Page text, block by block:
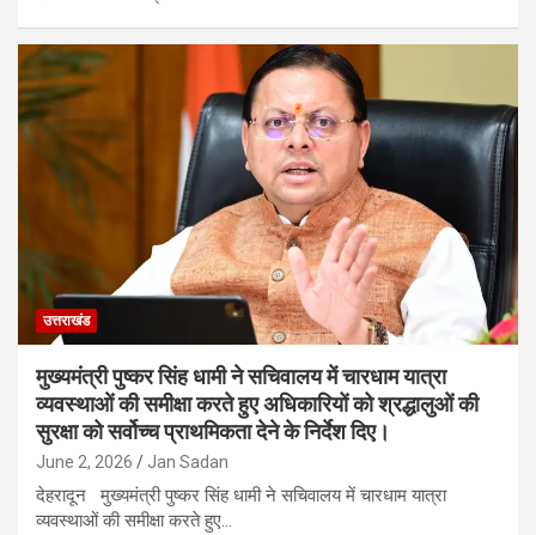
उत्तराखंड
मुख्यमंत्री पुष्कर सिंह धामी ने सचिवालय में चारधाम यात्रा
व्यवस्थाओं की समीक्षा करते हुए अधिकारियों को श्रद्धालुओं की
सुरक्षा को सर्वोच्च प्राथमिकता देने के निर्देश दिए।
June 2, 2026 Jan Sadan
देहरादून मुख्यमंत्री पुष्कर सिंह धामी ने सचिवालय में चारधाम यात्रा
व्यवस्थाओं की समीक्षा करते हुए…